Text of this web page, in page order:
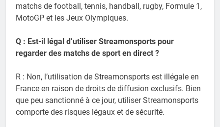
matchs de football, tennis, handball, rugby, Formule 1,
MotoGP et les Jeux Olympiques.
Q : Est-il légal d’utiliser Streamonsports pour
regarder des matchs de sport en direct ?
R : Non, l’utilisation de Streamonsports est illégale en
France en raison de droits de diffusion exclusifs. Bien
que peu sanctionné à ce jour, utiliser Streamonsports
comporte des risques légaux et de sécurité.